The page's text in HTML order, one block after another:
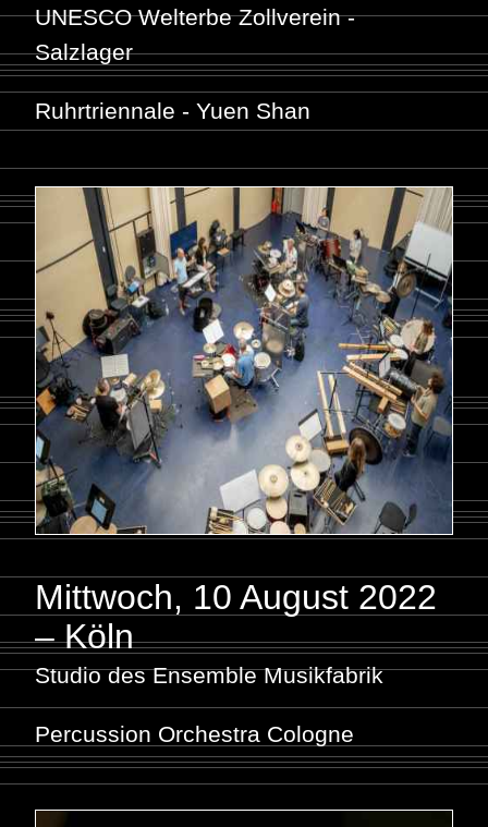
UNESCO Welterbe Zollverein -
Salzlager
Ruhrtriennale - Yuen Shan
Mittwoch, 10 August 2022
– Köln
Studio des Ensemble Musikfabrik
Percussion Orchestra Cologne